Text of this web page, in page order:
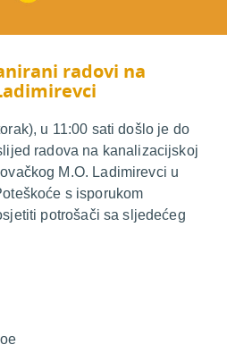
radovi na
u 11:00 sati došlo je do
radova na kanalizacijskoj
M.O. Ladimirevci u
s isporukom
potrošači sa sljedećeg